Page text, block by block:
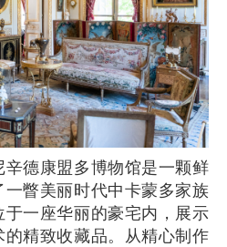
瞥美丽时代中卡蒙多家族
一座华丽的豪宅内，展示
的精致收藏品。从精心制作